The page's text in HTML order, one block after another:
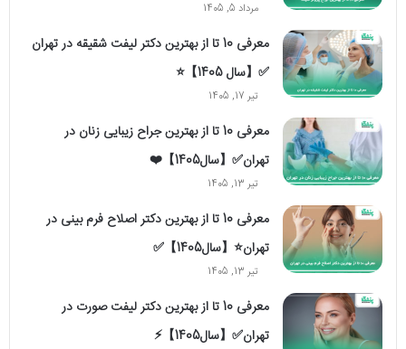
مرداد 5, 1405
معرفی 10 تا از بهترین دکتر لیفت شقیقه در تهران
✅【سال 1405】⭐
تیر 17, 1405
معرفی 10 تا از بهترین جراح زیبایی زنان در
تهران✅【سال1405】❤️
تیر 13, 1405
معرفی 10 تا از بهترین دکتر اصلاح فرم بینی در
تهران⭐【سال1405】✅
تیر 13, 1405
معرفی 10 تا از بهترین دکتر لیفت صورت در
تهران✅【سال1405】⚡